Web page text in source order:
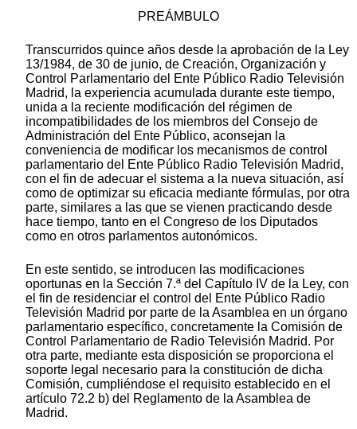
PREÁMBULO
Transcurridos quince años desde la aprobación de la Ley
13/1984, de 30 de junio, de Creación, Organización y
Control Parlamentario del Ente Público Radio Televisión
Madrid, la experiencia acumulada durante este tiempo,
unida a la reciente modificación del régimen de
incompatibilidades de los miembros del Consejo de
Administración del Ente Público, aconsejan la
conveniencia de modificar los mecanismos de control
parlamentario del Ente Público Radio Televisión Madrid,
con el fin de adecuar el sistema a la nueva situación, así
como de optimizar su eficacia mediante fórmulas, por otra
parte, similares a las que se vienen practicando desde
hace tiempo, tanto en el Congreso de los Diputados
como en otros parlamentos autonómicos.
En este sentido, se introducen las modificaciones
oportunas en la Sección 7.ª del Capítulo IV de la Ley, con
el fin de residenciar el control del Ente Público Radio
Televisión Madrid por parte de la Asamblea en un órgano
parlamentario específico, concretamente la Comisión de
Control Parlamentario de Radio Televisión Madrid. Por
otra parte, mediante esta disposición se proporciona el
soporte legal necesario para la constitución de dicha
Comisión, cumpliéndose el requisito establecido en el
artículo 72.2 b) del Reglamento de la Asamblea de
Madrid.